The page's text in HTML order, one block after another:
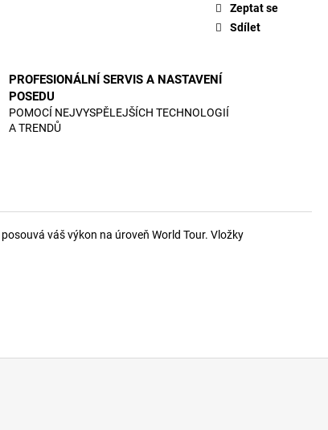
Zeptat se
Sdílet
PROFESIONÁLNÍ SERVIS A NASTAVENÍ
POSEDU
POMOCÍ NEJVYSPĚLEJŠÍCH TECHNOLOGIÍ
A TRENDŮ
váš výkon na úroveň World Tour. Vložky